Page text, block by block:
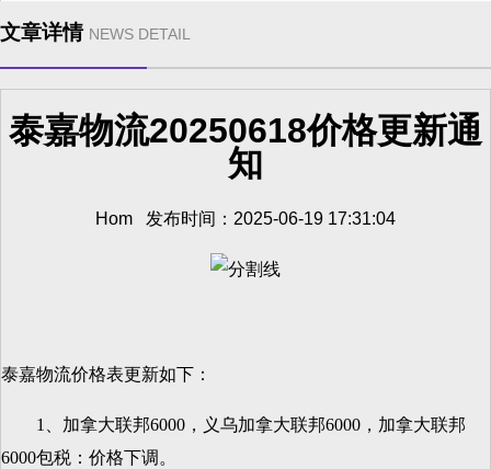
文章详情 NEWS DETAIL
泰嘉物流20250618价格更新通
知
Hom 发布时间：2025-06-19 17:31:04
泰嘉物流价格表更新如下：
1、加拿大联邦6000，义乌加拿大联邦6000，加拿大联邦
6000包税：价格下调。